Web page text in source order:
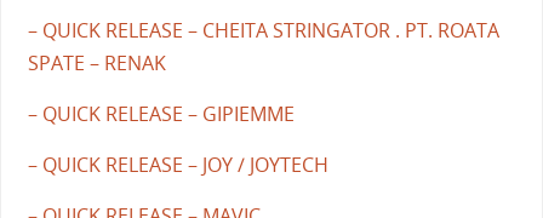
– QUICK RELEASE – CHEITA STRINGATOR . PT. ROATA
SPATE – RENAK
– QUICK RELEASE – GIPIEMME
– QUICK RELEASE – JOY / JOYTECH